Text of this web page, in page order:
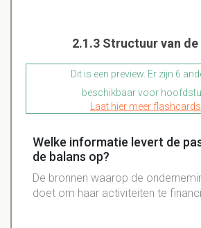
2.1.3 Structuur van de
Dit is een preview. Er zijn 6
beschikbaar voor
Laat hier meer
Welke informatie levert de
de balans op?
De bronnen waarop de
doet om haar activiteiten te